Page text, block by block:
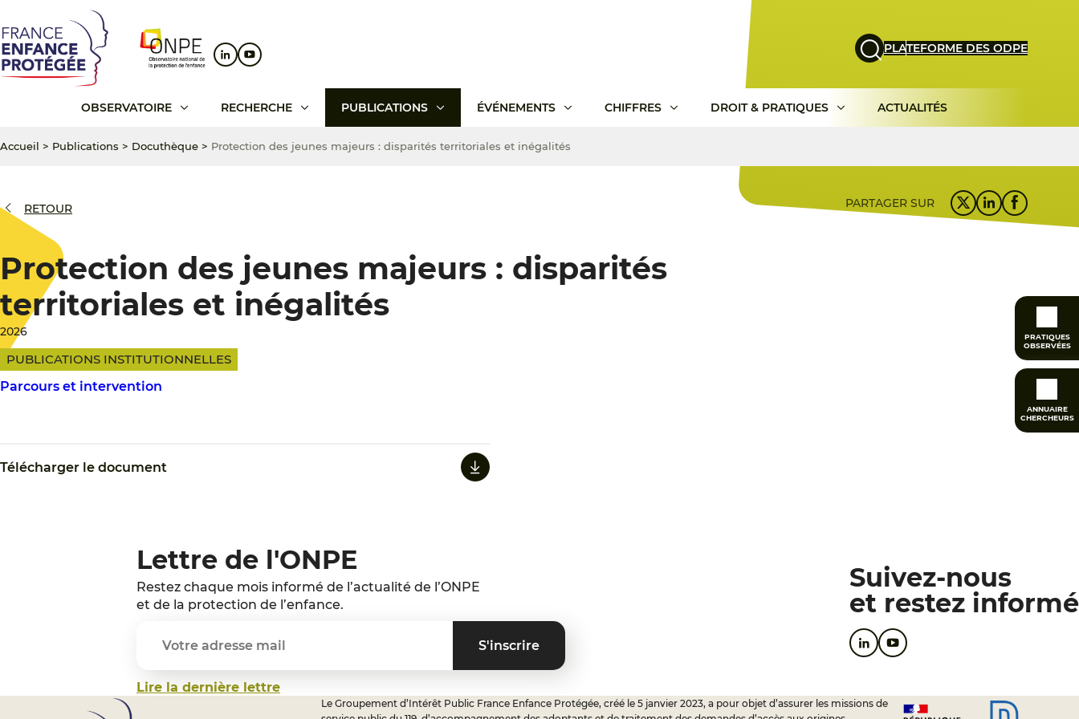
au
contenu
principal
au
menu
principal
au
pied
de
page
PLATEFORME DES ODPE
OBSERVATOIRE RECHERCHE PUBLICATIONS ÉVÉNEMENTS CHIFFRES DROIT & PRATIQUES ACTUALITÉS
PRATIQUES
OBSERVÉES
ANNUAIRE
CHERCHEURS
Accueil > Publications > Docuthèque > Protection des jeunes majeurs : disparités territoriales et inégalités
RETOUR PARTAGER SUR
Protection des jeunes majeurs : disparités
territoriales et inégalités
2026
PUBLICATIONS INSTITUTIONNELLES
Parcours et intervention
Télécharger le document
Lettre de l'ONPE
Restez chaque mois informé de l’actualité de l’ONPE
et de la protection de l’enfance.
Lire la dernière lettre
Suivez-nous
et restez informé
Le Groupement d’Intérêt Public France Enfance Protégée, créé le 5 janvier 2023, a pour objet d’assurer les missions de